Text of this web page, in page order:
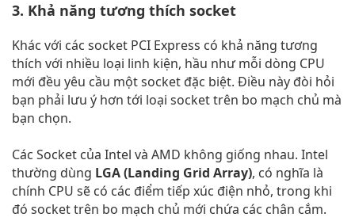
3. Khả năng tương thích socket
Khác với các socket PCI Express có khả năng tương
thích với nhiều loại linh kiện, hầu như mỗi dòng CPU
mới đều yêu cầu một socket đặc biệt. Điều này đòi hỏi
bạn phải lưu ý hơn tới loại socket trên bo mạch chủ mà
bạn chọn.
Các Socket của Intel và AMD không giống nhau. Intel
thường dùng LGA (Landing Grid Array), có nghĩa là
chính CPU sẽ có các điểm tiếp xúc điện nhỏ, trong khi
đó socket trên bo mạch chủ mới chứa các chân cắm.